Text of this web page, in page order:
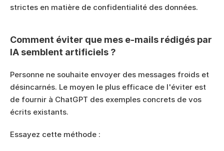
strictes en matière de confidentialité des données.
Comment éviter que mes e-mails rédigés par
IA semblent artificiels ?
Personne ne souhaite envoyer des messages froids et
désincarnés. Le moyen le plus efficace de l'éviter est
de fournir à ChatGPT des exemples concrets de vos
écrits existants.
Essayez cette méthode :